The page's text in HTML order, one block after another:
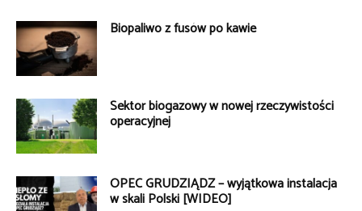
Biopaliwo z fusów po kawie
Sektor biogazowy w nowej rzeczywistości
operacyjnej
OPEC GRUDZIĄDZ – wyjątkowa instalacja
w skali Polski [WIDEO]